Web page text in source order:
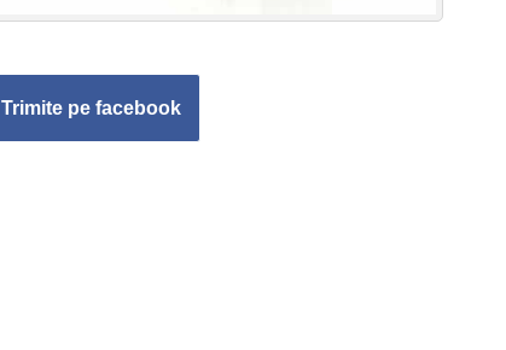
Trimite pe facebook